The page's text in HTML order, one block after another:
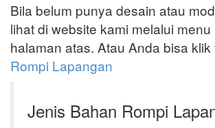
Bila belum punya desain atau
lihat di website kami melalui menu
halaman atas. Atau Anda bisa klik
Rompi Lapangan
Jenis Bahan Rompi